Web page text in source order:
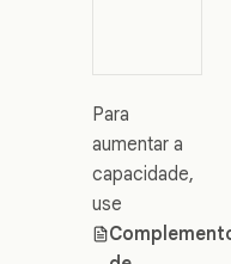
Para
aumentar a
capacidade,
use